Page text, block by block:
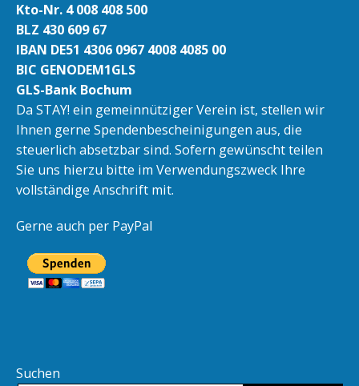
Kto-Nr. 4 008 408 500
BLZ 430 609 67
IBAN DE51 4306 0967 4008 4085 00
BIC GENODEM1GLS
GLS-Bank Bochum
Da STAY! ein gemeinnütziger Verein ist, stellen wir
Ihnen gerne Spendenbescheinigungen aus, die
steuerlich absetzbar sind. Sofern gewünscht teilen
Sie uns hierzu bitte im Verwendungszweck Ihre
vollständige Anschrift mit.
Gerne auch per PayPal
Suchen